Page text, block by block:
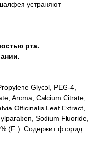
устраняют
рта.
Glycol, PEG-4,
Aroma, Calcium Citrate,
Officinalis Leaf Extract,
Sodium Fluoride,
(F⁻). Содержит фторид